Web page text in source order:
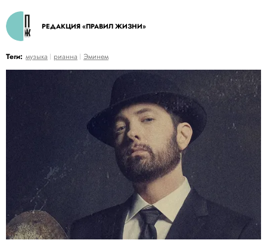
РЕДАКЦИЯ «ПРАВИЛ ЖИЗНИ»
Теги: музыка рианна Эминем